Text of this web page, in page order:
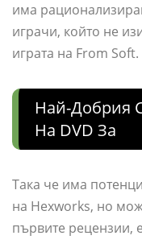
има
играчи, който не
играта на From Soft.
Най-Добрия
На DVD За
Така че има
на Hexworks, но
първите рецензии,